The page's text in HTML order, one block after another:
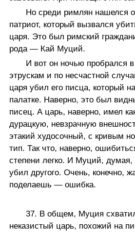
Но среди римлян нашелся
патриот, который вызвался
царя. Это был римский
рода — Кай Муций.
И вот он ночью пробрался
этрускам и по несчастной
царя убил его писца, который
палатке. Наверно, это был
писец. А царь, наверно, имел
дурацкую, невзрачную
этакий худосочный, с кривым
тип. Так что, наверно,
степени легко. И Муций, думая,
убил другого. Очень, конечно,
поделаешь — ошибка.
37. В общем, Муция
неказистый царь, похожий на